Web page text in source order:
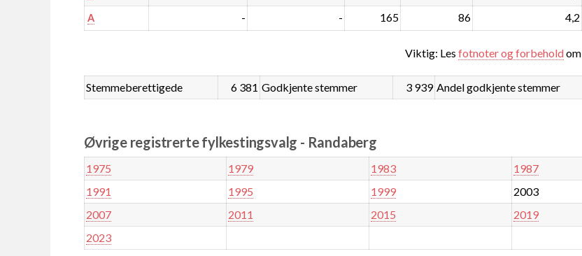
A - - 165 86 4,2
Viktig: Les fotnoter og forbeholdom
Stemmeberettigede 6 381 Godkjente stemmer 3 939 Andel godkjente stemmer
Øvrige registrerte fylkestingsvalg - Randaberg
1975 1979 1983
1987
1991
1995 1999
2003
2007
2011 2015
2019
2023